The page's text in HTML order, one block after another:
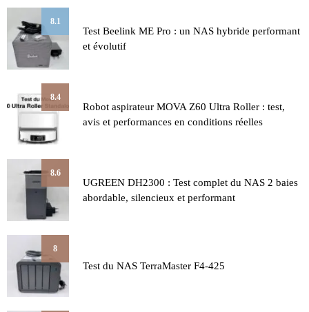
8.1
Test Beelink ME Pro : un NAS hybride performant
et évolutif
8.4
Robot aspirateur MOVA Z60 Ultra Roller : test,
avis et performances en conditions réelles
8.6
UGREEN DH2300 : Test complet du NAS 2 baies
abordable, silencieux et performant
8
Test du NAS TerraMaster F4-425